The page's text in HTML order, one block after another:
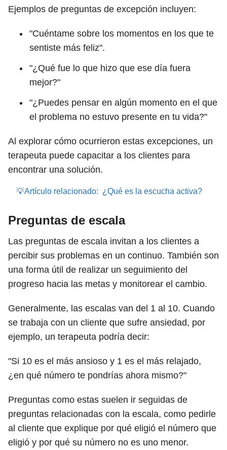
Ejemplos de preguntas de excepción incluyen:
"Cuéntame sobre los momentos en los que te
sentiste más feliz".
"¿Qué fue lo que hizo que ese día fuera
mejor?"
"¿Puedes pensar en algún momento en el que
el problema no estuvo presente en tu vida?"
Al explorar cómo ocurrieron estas excepciones, un
terapeuta puede capacitar a los clientes para
encontrar una solución.
💡Artículo relacionado: ¿Qué es la escucha activa?
Preguntas de escala
Las preguntas de escala invitan a los clientes a
percibir sus problemas en un continuo. También son
una forma útil de realizar un seguimiento del
progreso hacia las metas y monitorear el cambio.
Generalmente, las escalas van del 1 al 10. Cuando
se trabaja con un cliente que sufre ansiedad, por
ejemplo, un terapeuta podría decir:
"Si 10 es el más ansioso y 1 es el más relajado,
¿en qué número te pondrías ahora mismo?"
Preguntas como estas suelen ir seguidas de
preguntas relacionadas con la escala, como pedirle
al cliente que explique por qué eligió el número que
eligió y por qué su número no es uno menor.